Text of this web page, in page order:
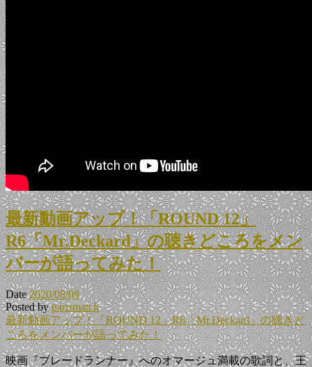
最新動画アップ！「ROUND 12」
R6「Mr.Deckard」の聴きどころをメン
バーが語ってみた！
Date2020/08/08
Posted byparismatch
最新動画アップ！「ROUND 12」R6「Mr.Deckard」の聴きど
ころをメンバーが語ってみた！
映画『ブレードランナー』へのオマージュ満載の歌詞と、王